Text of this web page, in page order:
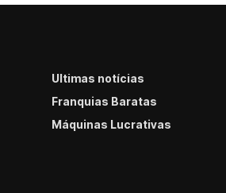
Últimas notícias
Franquias Baratas
Máquinas Lucrativas